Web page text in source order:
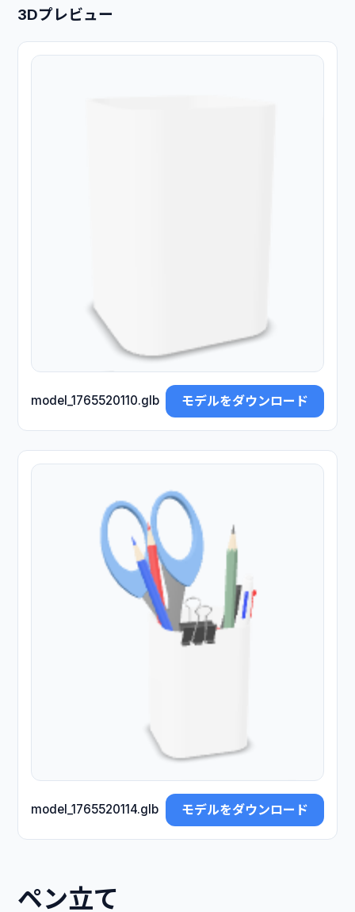
3Dプレビュー
model_1765520110.glb モデルをダウンロード
model_1765520114.glb モデルをダウンロード
ペン立て